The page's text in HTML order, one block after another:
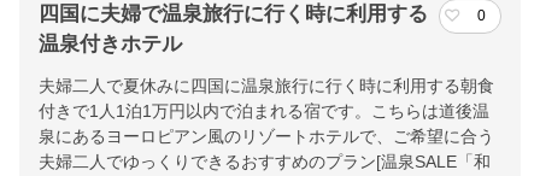
四国に夫婦で温泉旅行に行く時に利用する
温泉付きホテル
0
夫婦二人で夏休みに四国に温泉旅行に行く時に利用する朝食
付きで1人1泊1万円以内で泊まれる宿です。こちらは道後温
泉にあるヨーロピアン風のリゾートホテルで、ご希望に合う
夫婦二人でゆっくりできるおすすめのプラン[温泉SALE「和